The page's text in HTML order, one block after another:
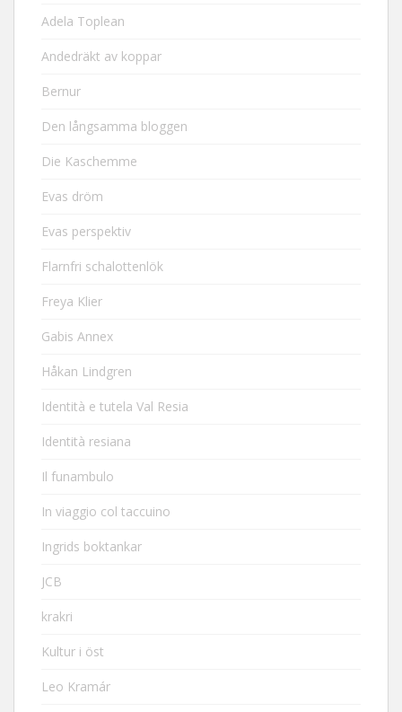
Adela Toplean
Andedräkt av koppar
Bernur
Den långsamma bloggen
Die Kaschemme
Evas dröm
Evas perspektiv
Flarnfri schalottenlök
Freya Klier
Gabis Annex
Håkan Lindgren
Identità e tutela Val Resia
Identità resiana
Il funambulo
In viaggio col taccuino
Ingrids boktankar
JCB
krakri
Kultur i öst
Leo Kramár